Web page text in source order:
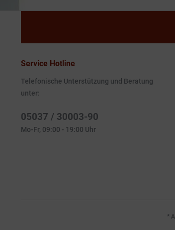
Service Hotline
Telefonische Unterstützung und Beratung
unter:
05037 / 30003-90
Mo-Fr, 09:00 - 19:00 Uhr
*